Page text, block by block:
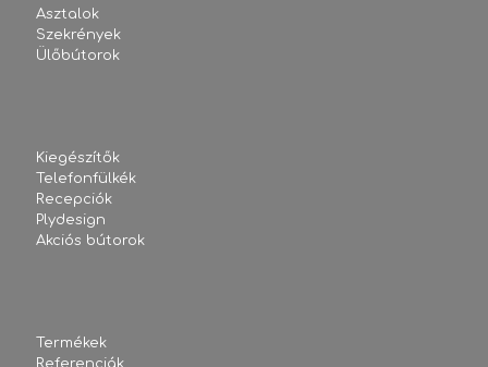
Asztalok
Szekrények
Ülőbútorok
Kiegészítők
Telefonfülkék
Recepciók
Plydesign
Akciós bútorok
Termékek